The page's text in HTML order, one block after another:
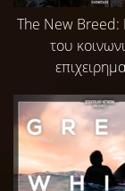
The New Breed:
του